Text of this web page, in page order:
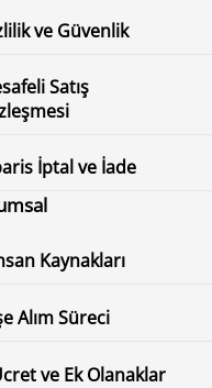
ve Güvenlik
Satış
İptal ve İade
Kaynakları
Alım Süreci
ve Ek Olanaklar